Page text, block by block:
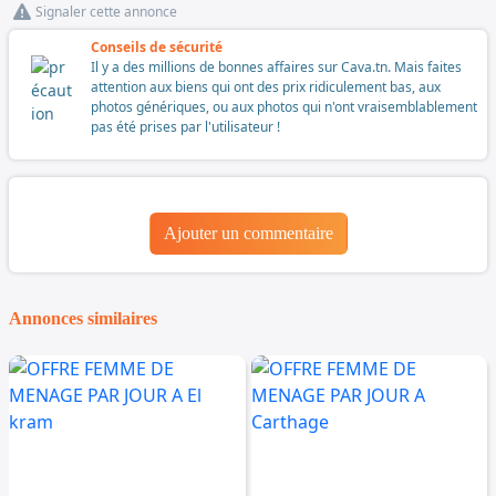
Signaler cette annonce
Conseils de sécurité
Il y a des millions de bonnes affaires sur Cava.tn. Mais faites
attention aux biens qui ont des prix ridiculement bas, aux
photos génériques, ou aux photos qui n'ont vraisemblablement
pas été prises par l'utilisateur !
Ajouter un commentaire
Annonces similaires